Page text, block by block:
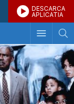
DESCARCA
APLICATIA